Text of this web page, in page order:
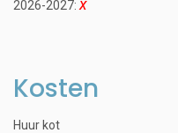
2026-2027:
Kosten
Huur kot